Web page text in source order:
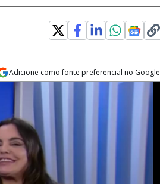
Adicione como fonte preferencial no Google
Opens in new window